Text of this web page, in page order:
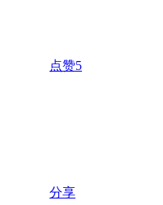
点赞5
分享